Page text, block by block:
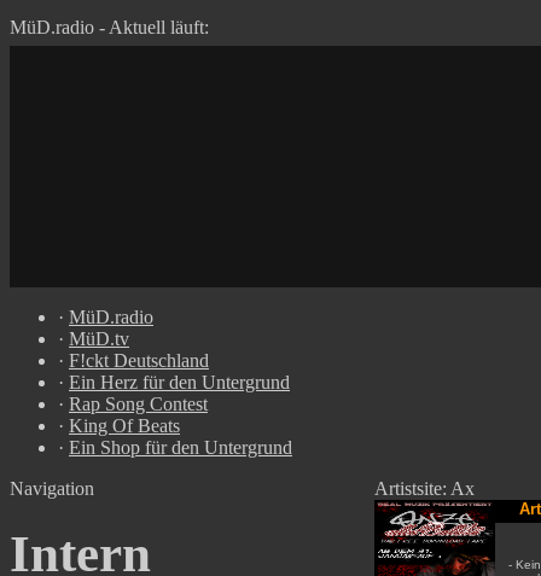
MüD.radio - Aktuell läuft:
· MüD.radio
· MüD.tv
· F!ckt Deutschland
· Ein Herz für den Untergrund
· Rap Song Contest
· King Of Beats
· Ein Shop für den Untergrund
Navigation
Intern
Artistsite: Ax
-